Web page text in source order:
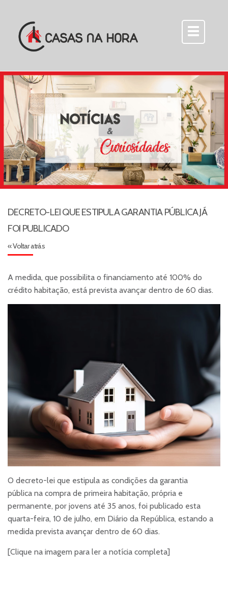
DECRETO-LEI QUE ESTIPULA GARANTIA PÚBLICA JÁ
FOI PUBLICADO
« Voltar atrás
A medida, que possibilita o financiamento até 100% do
crédito habitação, está prevista avançar dentro de 60 dias.
O decreto-lei que estipula as condições da garantia
pública na compra de primeira habitação, própria e
permanente, por jovens até 35 anos, foi publicado esta
quarta-feira, 10 de julho, em Diário da República, estando a
medida prevista avançar dentro de 60 dias.
[Clique na imagem para ler a notícia completa]